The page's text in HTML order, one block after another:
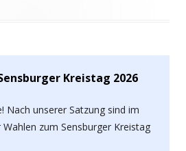
Kreistag 2026
Nach unserer Satzung sind im
Wahlen zum Sensburger Kreistag